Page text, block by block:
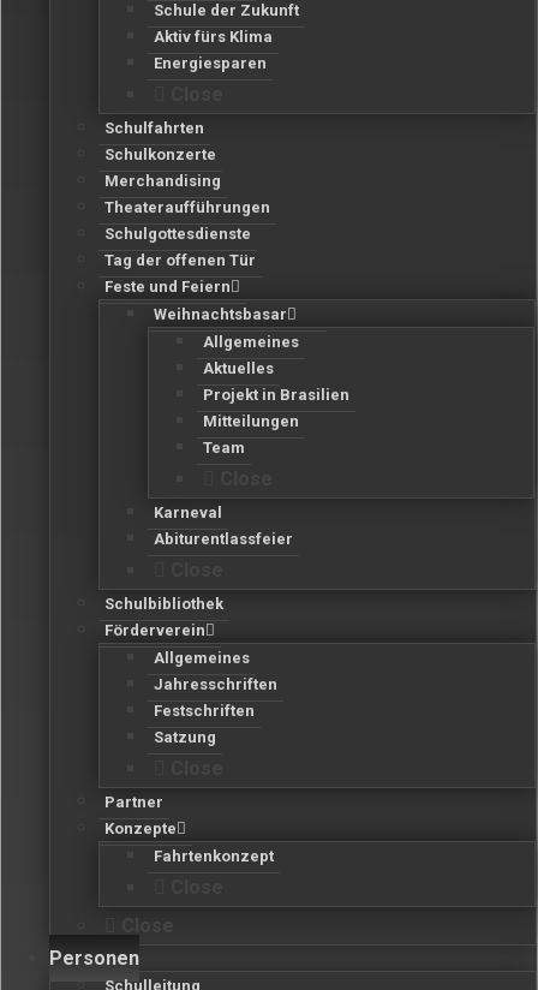
Schule der Zukunft
Aktiv fürs Klima
Energiesparen
Schulfahrten
Schulkonzerte
Merchandising
Theateraufführungen
Schulgottesdienste
Tag der offenen Tür
Feste und Feiern
Weihnachtsbasar
Allgemeines
Aktuelles
Projekt in Brasilien
Mitteilungen
Team
Karneval
Abiturentlassfeier
Schulbibliothek
Förderverein
Allgemeines
Jahresschriften
Festschriften
Satzung
Partner
Konzepte
Fahrtenkonzept
Personen
Schulleitung